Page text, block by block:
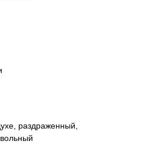
раздраженный,